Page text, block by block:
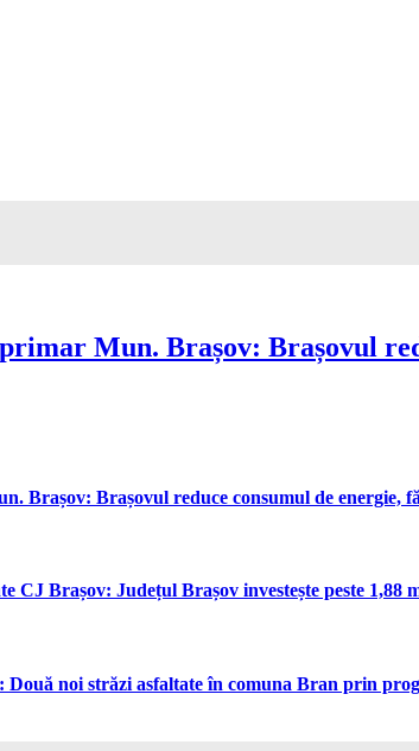
Mun. Brașov: Brașovul
Brașov: Brașovul reduce consumul de energie,
CJ Brașov: Județul Brașov investește peste
noi străzi asfaltate în comuna Bran prin